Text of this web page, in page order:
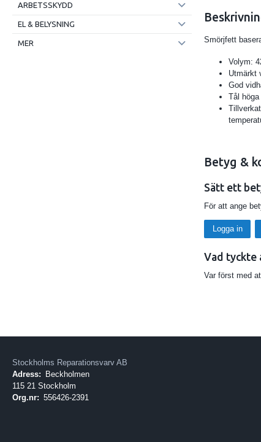
ARBETSSKYDD
EL & BELYSNING
MER Smörjfett
Volym:
Utmärkt
God
Tål
Betyg &
Sätt ett
För att ange
Logga in
Vad tyckte
Var först med
Stockholms Reparationsvarv AB
Adress:
Beckholmen
115 21 Stockholm
Org.nr: 556426-2391